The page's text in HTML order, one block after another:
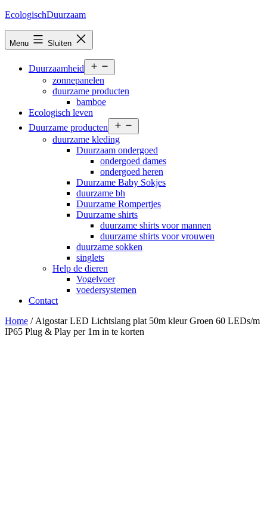
Ga
inhoud
EcologischDuurzaam
Menu Sluiten
Duurzaamheid
menu
zonnepanelen
duurzame producten
bamboe
Ecologisch leven
Duurzame producten
menu
duurzame kleding
Duurzaam ondergoed
ondergoed dames
ondergoed heren
Duurzame Baby Sokjes
duurzame bh
Duurzame Rompertjes
Duurzame shirts
duurzame shirts voor mannen
duurzame shirts voor vrouwen
duurzame sokken
singlets
Help de dieren
Vogelvoer
voedersystemen
Contact
Home / Aigostar LED Lichtslang plat 50m kleur Groen 60 LEDs/m
IP65 Plug & Play per 1m in te korten